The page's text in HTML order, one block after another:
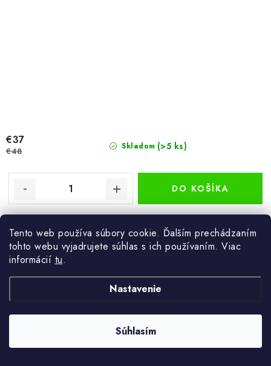
Tento web používa súbory cookie. Ďalším prechádzaním
tohto webu vyjadrujete súhlas s ich používaním. Viac
informácií tu.
Nastavenie
Súhlasím
Skladom (>5 ks)
€37
€48
DO KOŠÍKA
priestor. Využiť ho môžete ako knižnicu, kúpeľňový regál, policu na
kvetiny, a ďalšie.
Bambusový regál 3 police prírodný 60x66 cm